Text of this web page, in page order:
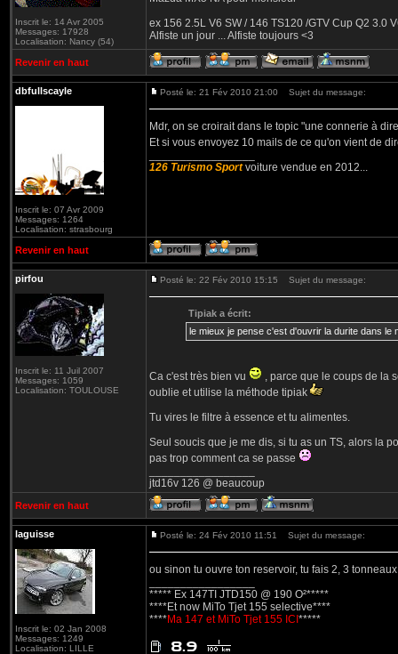
Inscrit le: 14 Avr 2005
Messages: 17928
Localisation: Nancy (54)
ex 156 2.5L V6 SW / 146 TS120 /GTV Cup Q2 3.0
Alfiste un jour ... Alfiste toujours <3
Revenir en haut
dbfullscayle
Inscrit le: 07 Avr 2009
Messages: 1264
Localisation: strasbourg
Posté le: 21 Fév 2010 21:00 Sujet du message:
Mdr, on se croirait dans le topic "une connerie à
Et si vous envoyez 10 mails de ce qu'on vient de
126 Turismo Sport voiture vendue en 2012...
Revenir en haut
pirfou
Inscrit le: 11 Juil 2007
Messages: 1059
Localisation: TOULOUSE
Posté le: 22 Fév 2010 15:15 Sujet du message:
Tipiak a écrit:
le mieux je pense c'est d'ouvrir la durite dans le
Ca c'est très bien vu
, parce que le coups de la
oublie et utilise la méthode tipiak
Tu vires le filtre à essence et tu alimentes.
Seul soucis que je me dis, si tu as un TS, alors la
pas trop comment ca se passe
jtd16v 126 @ beaucoup
Revenir en haut
laguisse
Inscrit le: 02 Jan 2008
Messages: 1249
Localisation: LILLE
Posté le: 24 Fév 2010 11:51 Sujet du message:
ou sinon tu ouvre ton reservoir, tu fais 2, 3
***** Ex 147TI JTD150 @ 190 O²*****
****Et now MiTo Tjet 155 selective****
****Ma 147 et MiTo Tjet 155 ICI *****